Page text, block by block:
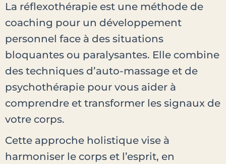
La réflexothérapie est une méthode de
coaching pour un développement
personnel face à des situations
bloquantes ou paralysantes. Elle combine
des techniques d’auto-massage et de
psychothérapie pour vous aider à
comprendre et transformer les signaux de
votre corps.
Cette approche holistique vise à
harmoniser le corps et l’esprit, en